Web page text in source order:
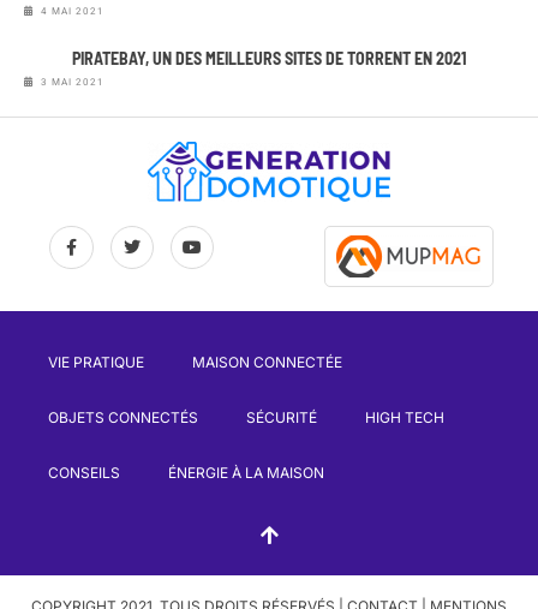
4 MAI 2021
PIRATEBAY, UN DES MEILLEURS SITES DE TORRENT EN 2021
3 MAI 2021
VIE PRATIQUE MAISON CONNECTÉE
OBJETS CONNECTÉS SÉCURITÉ HIGH TECH
CONSEILS ÉNERGIE À LA MAISON